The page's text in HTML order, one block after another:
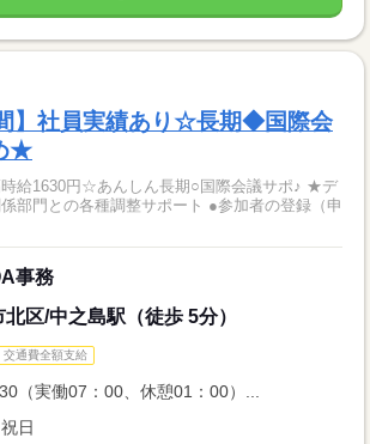
】社員実績あり☆長期◆国際会
★
時給1630円☆あんしん長期○国際会議サポ♪ ★デ
部門との各種調整サポート ●参加者の登録（申
事務
区/中之島駅（徒歩 5分）
交通費全額支給
（実働07：00、休憩01：00）...
日